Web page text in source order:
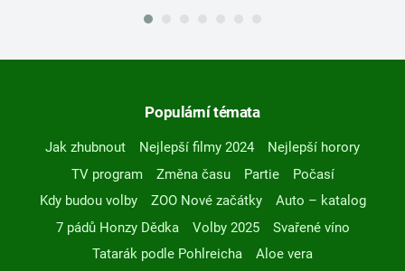
Populární témata
Jak zhubnout Nejlepší filmy 2024
Nejlepší horory
TV program
Změna času Partie
Počasí
Kdy budou volby
ZOO Nové začátky
Auto – katalog
7 pádů Honzy Dědka
Volby 2025
Svařené víno
Tatarák podle Pohlreicha
Aloe vera